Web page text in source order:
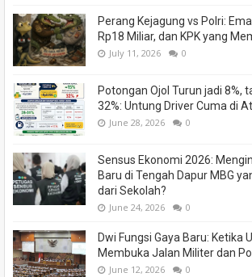
Perang Kejagung vs Polri:
Rp18 Miliar, dan KPK yang
July 11, 2026 0
Potongan Ojol Turun jadi 8%,
32%: Untung Driver Cuma di
June 28, 2026 0
Sensus Ekonomi 2026:
Baru di Tengah Dapur MBG
dari Sekolah?
June 24, 2026 0
Dwi Fungsi Gaya Baru: Ketika
Membuka Jalan Militer dan
June 12, 2026 0